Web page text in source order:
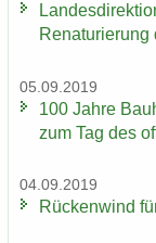
Re­na­tu­rie­rung
05.09.2019
100 Jahre
zum Tag des
04.09.2019
Rü­cken­wind